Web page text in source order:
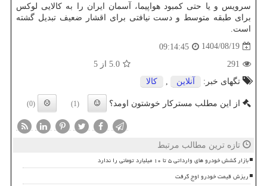
سرویس و یا حتی کمبود هواپیما، آسمان ایران را به کالایی لوکس
برای طبقه متوسط و دست نیافتی برای اقشار ضعیف تبدیل گشته
است.
1404/08/19
09:14:45
291
5.0 از 5
تگهای خبر:
آنلاین , كالا
از این مطلب مسترکار خوشتون اومد؟ (1)
(0)
تازه ترین مطالب مرتبط
بازار کشش خودرو های وارداتی ۵ تا ۱۰ میلیارد تومانی را ندارد
ریزش قیمت خودرو اوج گرفت